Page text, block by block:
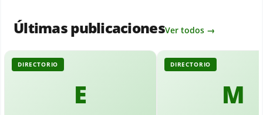
Últimas publicacionesVer todos →
E
DIRECTORIO
M
DIRECTORIO